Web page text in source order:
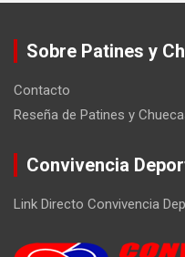
Sobre Patines y
Contacto
Reseña de Patines y
Convivencia
Link Directo Convivencia